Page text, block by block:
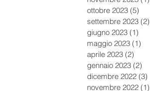
ottobre 2023 (5)
settembre 2023 (2)
giugno 2023 (1)
maggio 2023 (1)
aprile 2023 (2)
gennaio 2023 (2)
dicembre 2022 (3)
novembre 2022 (1)